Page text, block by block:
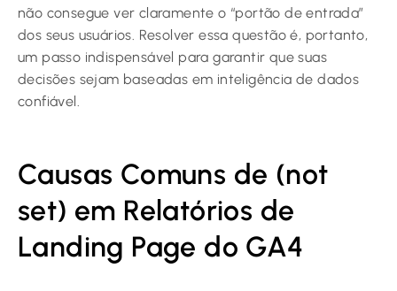
não consegue ver claramente o “portão de entrada”
dos seus usuários. Resolver essa questão é, portanto,
um passo indispensável para garantir que suas
decisões sejam baseadas em inteligência de dados
confiável.
Causas Comuns de (not
set) em Relatórios de
Landing Page do GA4